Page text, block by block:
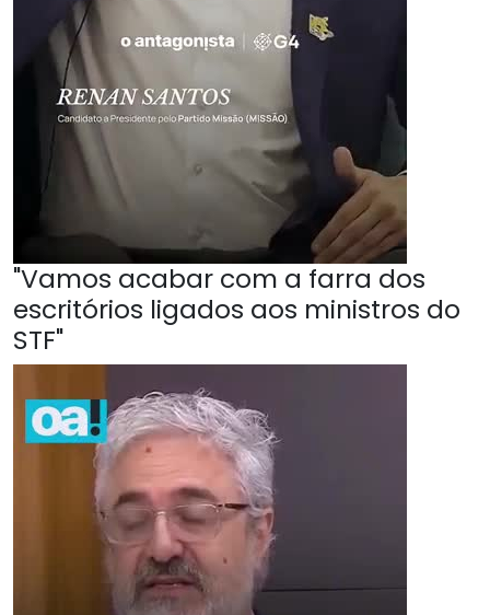
"Vamos acabar com a farra dos
escritórios ligados aos ministros do
STF"